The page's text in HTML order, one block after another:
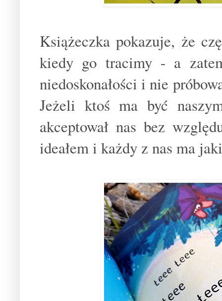
Książeczka pokazuje, że
kiedy go tracimy - a
niedoskonałości i nie
Jeżeli ktoś ma być
akceptował nas bez
ideałem i każdy z nas ma